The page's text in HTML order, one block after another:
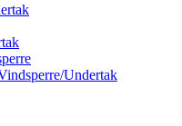
Undertak